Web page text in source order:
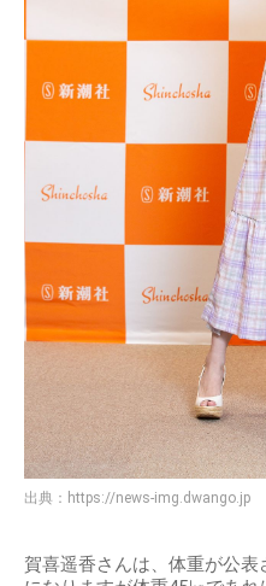
出典： https://news-img.dwango.jp
賀喜遥香さんは、体重が公